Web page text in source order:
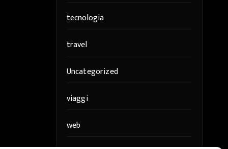
tecnologia
travel
Uncategorized
viaggi
web